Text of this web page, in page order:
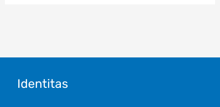
Identitas